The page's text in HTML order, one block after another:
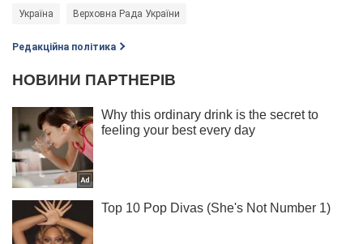
Україна Верховна Рада України
Редакційна політика